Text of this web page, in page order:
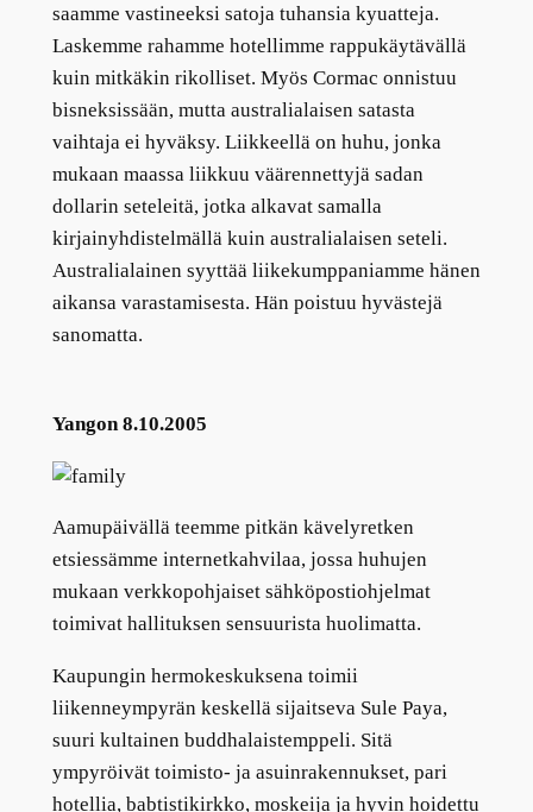
saamme vastineeksi satoja tuhansia kyuatteja.
Laskemme rahamme hotellimme rappukäytävällä
kuin mitkäkin rikolliset. Myös Cormac onnistuu
bisneksissään, mutta australialaisen satasta
vaihtaja ei hyväksy. Liikkeellä on huhu, jonka
mukaan maassa liikkuu väärennettyjä sadan
dollarin seteleitä, jotka alkavat samalla
kirjainyhdistelmällä kuin australialaisen seteli.
Australialainen syyttää liikekumppaniamme hänen
aikansa varastamisesta. Hän poistuu hyvästejä
sanomatta.
Yangon 8.10.2005
Aamupäivällä teemme pitkän kävelyretken
etsiessämme internetkahvilaa, jossa huhujen
mukaan verkkopohjaiset sähköpostiohjelmat
toimivat hallituksen sensuurista huolimatta.
Kaupungin hermokeskuksena toimii
liikenneympyrän keskellä sijaitseva Sule Paya,
suuri kultainen buddhalaistemppeli. Sitä
ympyröivät toimisto- ja asuinrakennukset, pari
hotellia, babtistikirkko, moskeija ja hyvin hoidettu